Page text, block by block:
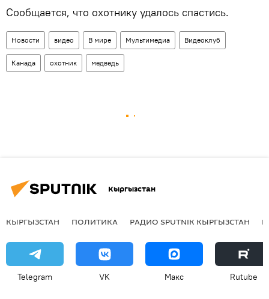
Сообщается, что охотнику удалось спастись.
Новости видео В мире Мультимедиа Видеоклуб
Канада охотник медведь
Кыргызстан
КЫРГЫЗСТАН ПОЛИТИКА РАДИО SPUTNIK КЫРГЫЗСТАН
Telegram VK Макс Rutube